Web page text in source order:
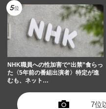
NHK職員への性加害で“出禁”食らっ
た〈5年前の番組出演者〉特定が進
むも、ネット…
7位